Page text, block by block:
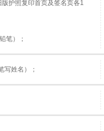
护照复印首页及签名页各1
笔）；
写姓名）；